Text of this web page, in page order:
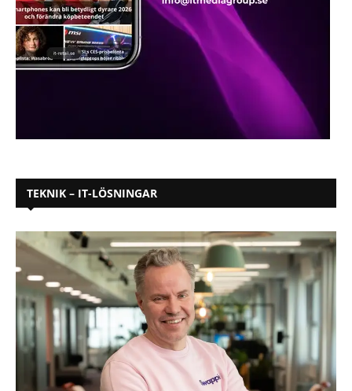
TEKNIK – IT-LÖSNINGAR